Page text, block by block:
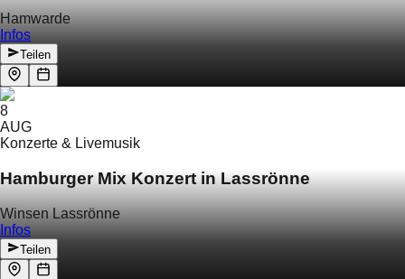
Hamwarde
Infos
Teilen
8
AUG
Konzerte & Livemusik
Hamburger Mix Konzert in Lassrönne
Winsen Lassrönne
Infos
Teilen